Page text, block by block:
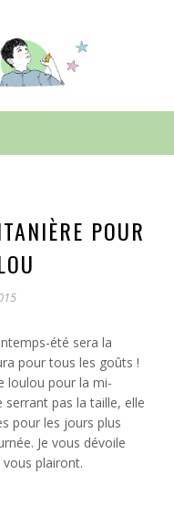
POUR
été sera la
pour tous les goûts !
loulou pour la mi-
pas la taille, elle
pour les jours plus
Je vous dévoile
plairont.